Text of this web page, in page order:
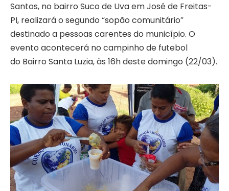
Santos, no bairro Suco de Uva em José de Freitas-
PI, realizará o segundo “sopão comunitário”
destinado a pessoas carentes do município. O
evento acontecerá no campinho de futebol
do Bairro Santa Luzia, às 16h deste domingo (22/03).